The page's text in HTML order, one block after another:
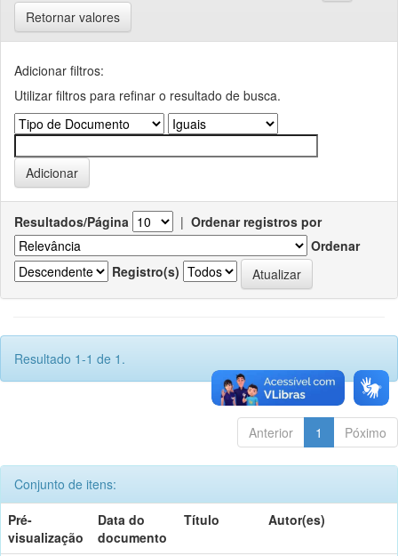
Retornar valores
Adicionar filtros:
Utilizar filtros para refinar o resultado de busca.
Resultados/Página | Ordenar registros por
Ordenar
Registro(s)
Resultado 1-1 de 1.
Anterior 1 Póximo
Conjunto de itens:
Pré-
visualização
Data do
documento
Título Autor(es)